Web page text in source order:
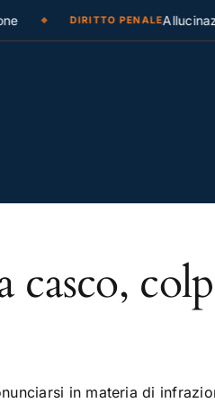
DIRITTO PENALE
in materia di